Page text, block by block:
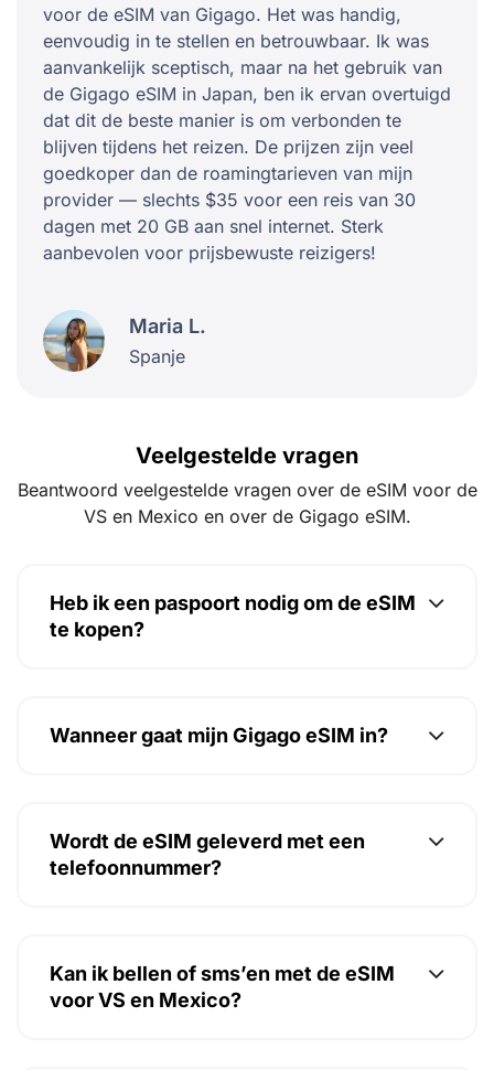
voor de eSIM van Gigago. Het was handig,
eenvoudig in te stellen en betrouwbaar. Ik was
aanvankelijk sceptisch, maar na het gebruik van
de Gigago eSIM in Japan, ben ik ervan overtuigd
dat dit de beste manier is om verbonden te
blijven tijdens het reizen. De prijzen zijn veel
goedkoper dan de roamingtarieven van mijn
provider — slechts $35 voor een reis van 30
dagen met 20 GB aan snel internet. Sterk
aanbevolen voor prijsbewuste reizigers!
Maria L.
Spanje
Veelgestelde vragen
Beantwoord veelgestelde vragen over de eSIM voor de
VS en Mexico en over de Gigago eSIM.
Heb ik een paspoort nodig om de eSIM
te kopen?
Wanneer gaat mijn Gigago eSIM in?
Wordt de eSIM geleverd met een
telefoonnummer?
Kan ik bellen of sms’en met de eSIM
voor VS en Mexico?